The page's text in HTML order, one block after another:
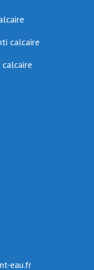
calcaire
eau.fr